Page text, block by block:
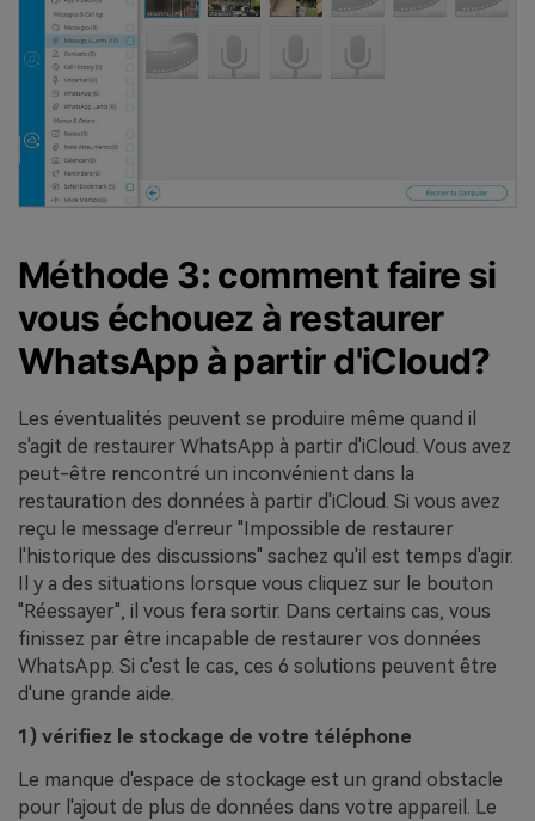
Méthode 3: comment faire si
vous échouez à restaurer
WhatsApp à partir d'iCloud?
Les éventualités peuvent se produire même quand il
s'agit de restaurer WhatsApp à partir d'iCloud. Vous avez
peut-être rencontré un inconvénient dans la
restauration des données à partir d'iCloud. Si vous avez
reçu le message d'erreur "Impossible de restaurer
l'historique des discussions" sachez qu'il est temps d'agir.
Il y a des situations lorsque vous cliquez sur le bouton
"Réessayer", il vous fera sortir. Dans certains cas, vous
finissez par être incapable de restaurer vos données
WhatsApp. Si c'est le cas, ces 6 solutions peuvent être
d'une grande aide.
1) vérifiez le stockage de votre téléphone
Le manque d'espace de stockage est un grand obstacle
pour l'ajout de plus de données dans votre appareil. Le